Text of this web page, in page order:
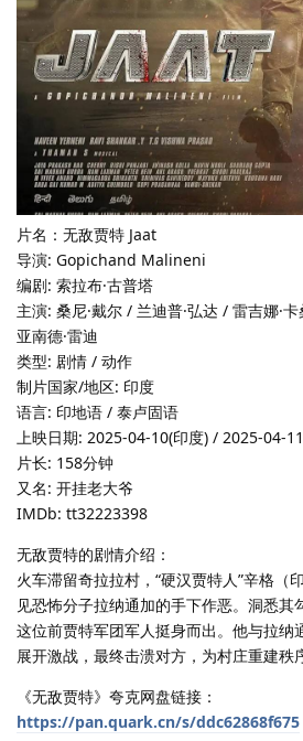
片名：无敌贾特 Jaat
导演: Gopichand Malineni
编剧: 索拉布·古普塔
主演: 桑尼·戴尔 / 兰迪普·弘达 / 雷吉娜·
亚南德·雷迪
类型: 剧情 / 动作
制片国家/地区: 印度
语言: 印地语 / 泰卢固语
上映日期: 2025-04-10(印度) / 2025-04-
片长: 158分钟
又名: 开挂老大爷
IMDb: tt32223398
无敌贾特的剧情介绍：
火车滞留奇拉拉村，“硬汉贾特人”辛格（
见恐怖分子拉纳通加的手下作恶。洞悉其
这位前贾特军团军人挺身而出。他与拉纳
展开激战，最终击溃对方，为村庄重建秩
《无敌贾特》夸克网盘链接：
https://pan.quark.cn/s/ddc62868f675